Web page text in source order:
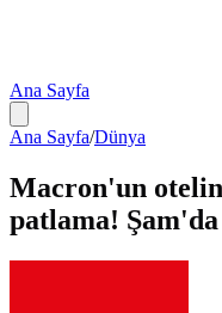
Ana Sayfa
Ana Sayfa/Dünya
Macron'un
patlama!